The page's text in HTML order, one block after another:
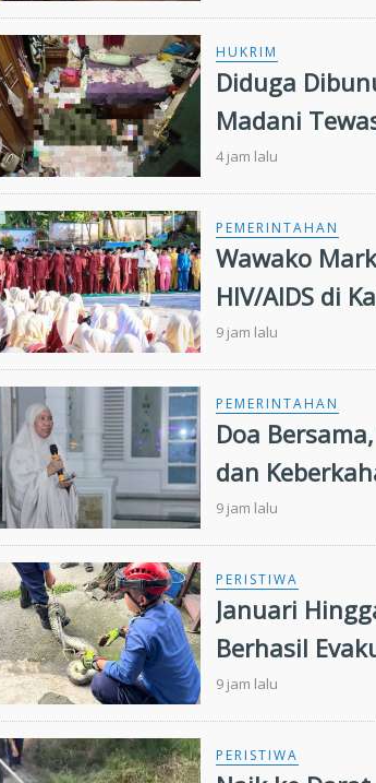
HUKRIM
Diduga Dibunuh
Madani
4 jam lalu
PEMERINTAHAN
Wawako
HIV/AIDS di
9 jam lalu
PEMERINTAHAN
Doa
dan
9 jam lalu
PERISTIWA
Januari
Berhasil
Warga
9 jam lalu
PERISTIWA